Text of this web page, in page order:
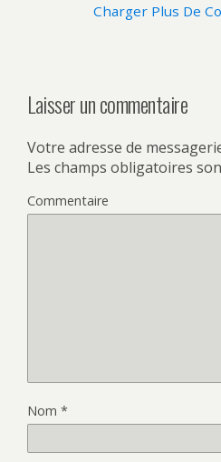
Charger Plus De
Laisser un commentaire
Votre adresse de
Les champs obligatoires
Commentaire
Nom *